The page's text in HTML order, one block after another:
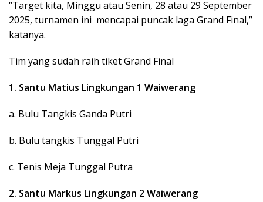
“Target kita, Minggu atau Senin, 28 atau 29 September
2025, turnamen ini mencapai puncak laga Grand Final,”
katanya.
Tim yang sudah raih tiket Grand Final
1. Santu Matius Lingkungan 1 Waiwerang
a. Bulu Tangkis Ganda Putri
b. Bulu tangkis Tunggal Putri
c. Tenis Meja Tunggal Putra
2. Santu Markus Lingkungan 2 Waiwerang